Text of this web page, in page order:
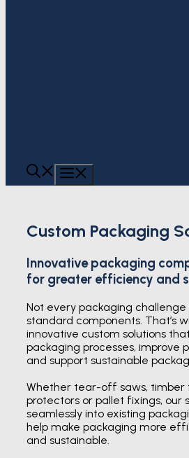
Custom Packaging
Innovative packaging
for greater efficiency and
Not every packaging
standard components. That’s
innovative custom solutions
packaging processes, improve
and support sustainable
Whether tear-off saws, timber
protectors or pallet fixings, our
seamlessly into existing
help make packaging more
and sustainable.